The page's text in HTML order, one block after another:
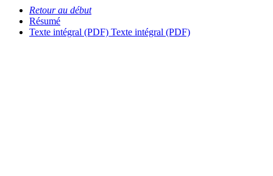
Retour au début
Résumé
Texte intégral (PDF) Texte intégral (PDF)